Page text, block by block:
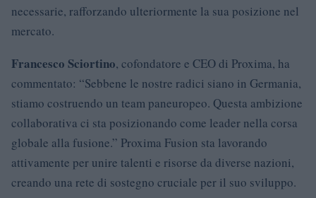
necessarie, rafforzando ulteriormente la sua posizione nel
mercato.
Francesco Sciortino, cofondatore e CEO di Proxima, ha
commentato: “Sebbene le nostre radici siano in Germania,
stiamo costruendo un team paneuropeo. Questa ambizione
collaborativa ci sta posizionando come leader nella corsa
globale alla fusione.” Proxima Fusion sta lavorando
attivamente per unire talenti e risorse da diverse nazioni,
creando una rete di sostegno cruciale per il suo sviluppo.